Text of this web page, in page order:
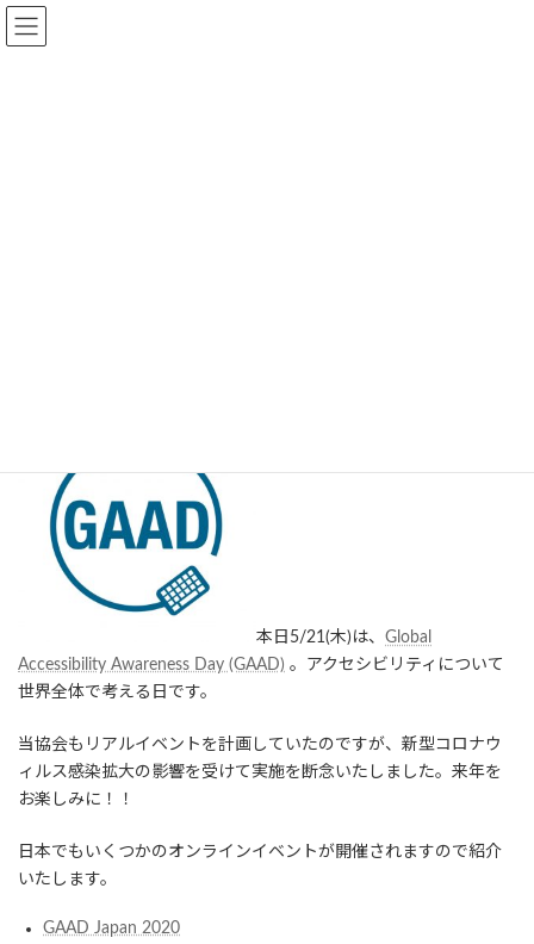
コ
ン
ナ
ビ
時
本日5/21(木)は、 Global
Accessibility Awareness Day (GAAD) 。アクセシビリティについて
世界全体で考える日です。
当協会もリアルイベントを計画していたのですが、新型コロナウ
ィルス感染拡大の影響を受けて実施を断念いたしました。来年を
お楽しみに！！
日本でもいくつかのオンラインイベントが開催されますので紹介
いたします。
GAAD Japan 2020